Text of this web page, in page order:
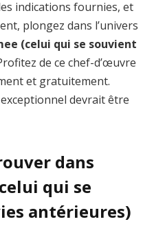
indications fournies, et
plongez dans l’univers
(celui qui se souvient
de ce chef-d’œuvre
et gratuitement.
devrait être
dans
qui se
antérieures)